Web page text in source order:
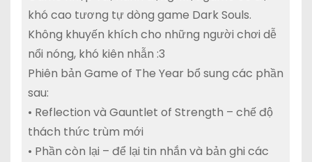
khó cao tương tự dòng game Dark Souls.
Không khuyến khích cho những người chơi dễ
nổi nóng, khó kiên nhẫn :3
Phiên bản Game of The Year bổ sung các phần
sau:
• Reflection và Gauntlet of Strength – chế độ
thách thức trùm mới
• Phần còn lại – để lại tin nhắn và bản ghi các